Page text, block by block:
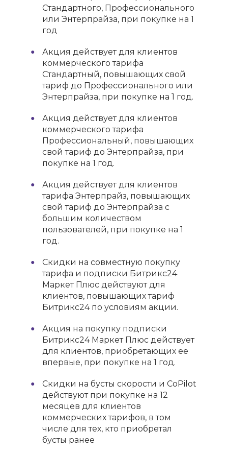
Стандартного, Профессионального
или Энтерпрайза, при покупке на 1
год
Акция действует для клиентов
коммерческого тарифа
Стандартный, повышающих свой
тариф до Профессионального или
Энтерпрайза, при покупке на 1 год.
Акция действует для клиентов
коммерческого тарифа
Профессиональный, повышающих
свой тариф до Энтерпрайза, при
покупке на 1 год.
Акция действует для клиентов
тарифа Энтерпрайз, повышающих
свой тариф до Энтерпрайза с
большим количеством
пользователей, при покупке на 1
год.
Скидки на совместную покупку
тарифа и подписки Битрикс24
Маркет Плюс действуют для
клиентов, повышающих тариф
Битрикс24 по условиям акции.
Акция на покупку подписки
Битрикс24 Маркет Плюс действует
для клиентов, приобретающих ее
впервые, при покупке на 1 год.
Скидки на бусты скорости и CoPilot
действуют при покупке на 12
месяцев для клиентов
коммерческих тарифов, в том
числе для тех, кто приобретал
бусты ранее